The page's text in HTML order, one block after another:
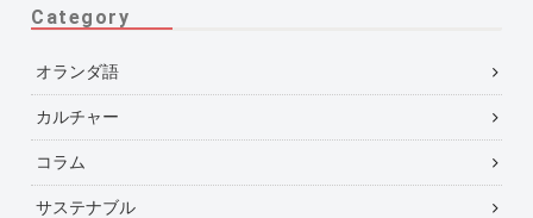
Category
オランダ語
カルチャー
コラム
サステナブル